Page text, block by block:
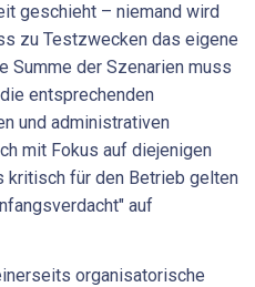
geschieht – niemand wird
zu Testzwecken das eigene
Summe der Szenarien muss
entsprechenden
und administrativen
mit Fokus auf diejenigen
kritisch für den Betrieb gelten
auf
organisatorische